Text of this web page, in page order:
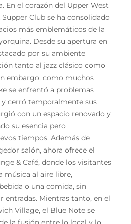
En el corazón del Upper West
Supper Club se ha consolidado
más emblemáticos de la
Desde su apertura en
por su ambiente
tanto al jazz clásico como
embargo, como muchos
se enfrentó a problemas
cerró temporalmente sus
con un espacio renovado y
su esencia pero
tiempos. Además de
salón, ahora ofrece el
& Café, donde los visitantes
música al aire libre,
o una comida, sin
entradas. Mientras tanto, en el
Village, el Blue Note se